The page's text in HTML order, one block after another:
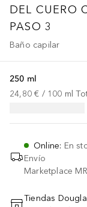
DEL CUERO
PASO 3
Baño capilar
250 ml
24,80 € / 100 ml
Online: En
Envío
Marketplace
Tiendas